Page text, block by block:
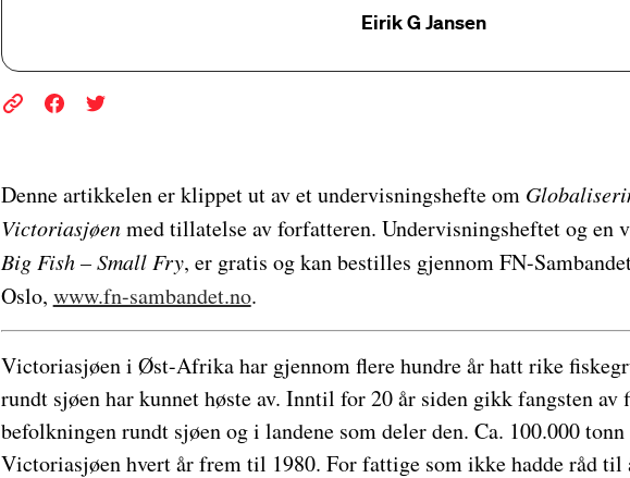
Eirik G Jansen
Denne artikkelen er klippet ut av et undervisningshefte om
Victoriasjøenmed tillatelse av forfatteren. Undervisningsheftet og en
Big Fish – Small Fry, er gratis og kan bestilles gjennom FN-
Oslo, www.fn-sambandet.no.
Victoriasjøen i Øst-Afrika har gjennom flere hundre år hatt rike
rundt sjøen har kunnet høste av. Inntil for 20 år siden gikk fangsten
befolkningen rundt sjøen og i landene som deler den. Ca. 100.000
Victoriasjøen hvert år frem til 1980. For fattige som ikke hadde råd til